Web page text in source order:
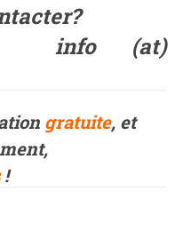
?
(at)
gratuite, et
!